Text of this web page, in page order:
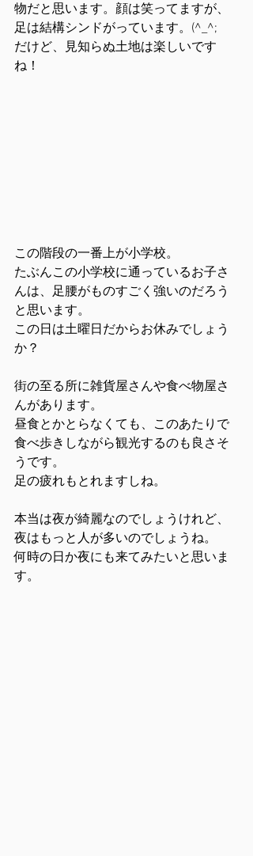
物だと思います。顔は笑ってますが、
足は結構シンドがっています。(^_^;
だけど、見知らぬ土地は楽しいです
ね！
この階段の一番上が小学校。
たぶんこの小学校に通っているお子さ
んは、足腰がものすごく強いのだろう
と思います。
この日は土曜日だからお休みでしょう
か？
街の至る所に雑貨屋さんや食べ物屋さ
んがあります。
昼食とかとらなくても、このあたりで
食べ歩きしながら観光するのも良さそ
うです。
足の疲れもとれますしね。
本当は夜が綺麗なのでしょうけれど、
夜はもっと人が多いのでしょうね。
何時の日か夜にも来てみたいと思いま
す。